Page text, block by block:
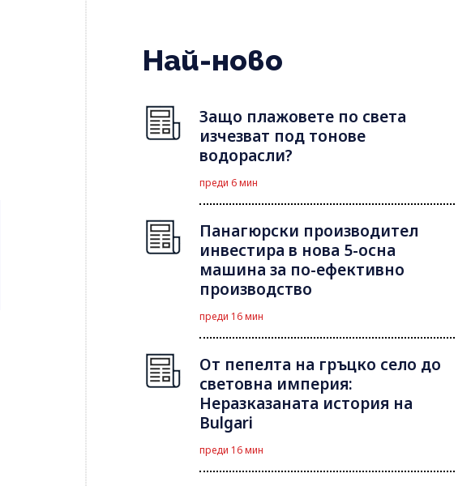
Най-ново
Защо плажовете по света
изчезват под тонове
водорасли?
преди 6 мин
Панагюрски производител
инвестира в нова 5-осна
машина за по-ефективно
производство
преди 16 мин
От пепелта на гръцко село до
световна империя:
Неразказаната история на
Bulgari
преди 16 мин